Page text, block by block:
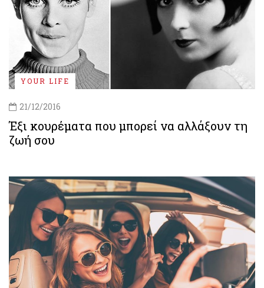
YOUR LIFE
21/12/2016
Έξι κουρέματα που μπορεί να αλλάξουν τη
ζωή σου